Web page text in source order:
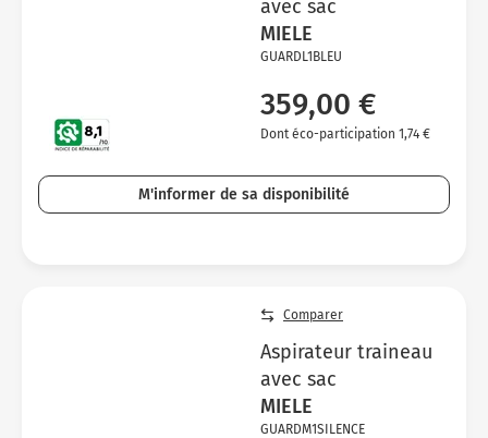
avec sac
MIELE
GUARDL1BLEU
359,00 €
Dont éco-participation 1,74 €
M'informer de sa disponibilité
Comparer
Aspirateur traineau
avec sac
MIELE
GUARDM1SILENCE